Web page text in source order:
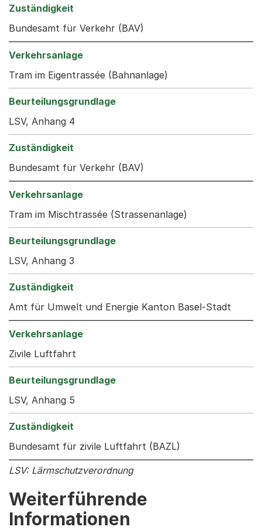
Bundesamt für Verkehr (BAV)
Tram im Eigentrassée (Bahnanlage)
LSV, Anhang 4
Bundesamt für Verkehr (BAV)
Tram im Mischtrassée (Strassenanlage)
LSV, Anhang 3
Amt für Umwelt und Energie Kanton Basel-Stadt
Zivile Luftfahrt
LSV, Anhang 5
Bundesamt für zivile Luftfahrt (BAZL)
LSV: Lärmschutzverordnung
Weiterführende
Informationen